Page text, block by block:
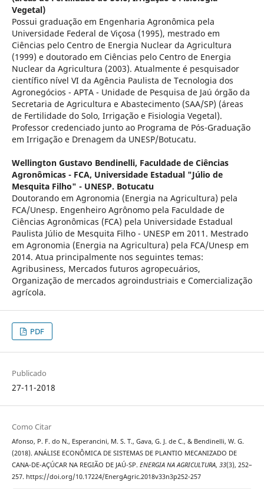
Vegetal)
Possui graduação em Engenharia Agronômica pela
Universidade Federal de Viçosa (1995), mestrado em
Ciências pelo Centro de Energia Nuclear da Agricultura
(1999) e doutorado em Ciências pelo Centro de Energia
Nuclear da Agricultura (2003). Atualmente é pesquisador
científico nível VI da Agência Paulista de Tecnologia dos
Agronegócios - APTA - Unidade de Pesquisa de Jaú órgão da
Secretaria de Agricultura e Abastecimento (SAA/SP) (áreas
de Fertilidade do Solo, Irrigação e Fisiologia Vegetal).
Professor credenciado junto ao Programa de Pós-Graduação
em Irrigação e Drenagem da UNESP/Botucatu.
Wellington Gustavo Bendinelli, Faculdade de Ciências
Agronômicas - FCA, Universidade Estadual "Júlio de
Mesquita Filho" - UNESP. Botucatu
Doutorando em Agronomia (Energia na Agricultura) pela
FCA/Unesp. Engenheiro Agrônomo pela Faculdade de
Ciências Agronômicas (FCA) pela Universidade Estadual
Paulista Júlio de Mesquita Filho - UNESP em 2011. Mestrado
em Agronomia (Energia na Agricultura) pela FCA/Unesp em
2014. Atua principalmente nos seguintes temas:
Agribusiness, Mercados futuros agropecuários,
Organização de mercados agroindustriais e Comercialização
agrícola.
PDF
Publicado
27-11-2018
Como Citar
Afonso, P. F. do N., Esperancini, M. S. T., Gava, G. J. de C., & Bendinelli, W. G.
(2018). ANÁLISE ECONÔMICA DE SISTEMAS DE PLANTIO MECANIZADO DE
CANA-DE-AÇÚCAR NA REGIÃO DE JAÚ-SP. ENERGIA NA AGRICULTURA, 33(3), 252–
257. https://doi.org/10.17224/EnergAgric.2018v33n3p252-257